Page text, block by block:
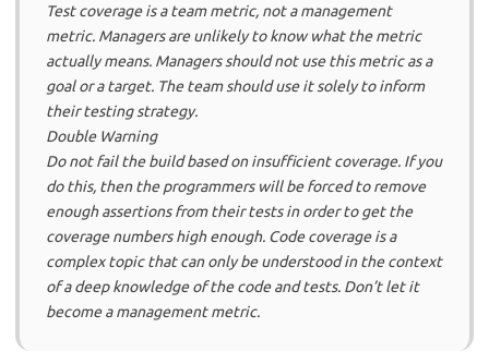
Test coverage is a team metric, not a management
metric. Managers are unlikely to know what the metric
actually means. Managers should not use this metric as a
goal or a target. The team should use it solely to inform
their testing strategy.
Double Warning
Do not fail the build based on insufficient coverage. If you
do this, then the programmers will be forced to remove
enough assertions from their tests in order to get the
coverage numbers high enough. Code coverage is a
complex topic that can only be understood in the context
of a deep knowledge of the code and tests. Don’t let it
become a management metric.